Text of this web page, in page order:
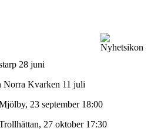
28 juni
Norra Kvarken 11 juli
23 september 18:00
27 oktober 17:30